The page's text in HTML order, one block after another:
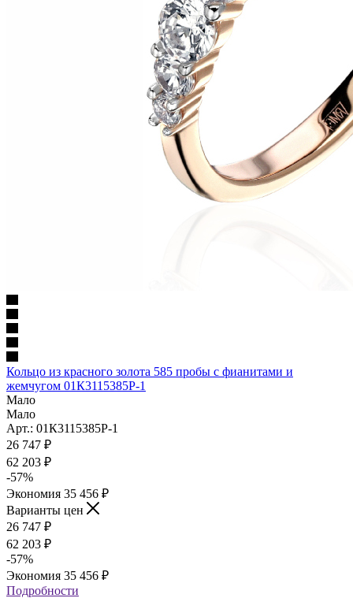
Кольцо из красного золота 585 пробы с фианитами и
жемчугом 01К3115385Р-1
Мало
Мало
Арт.: 01К3115385Р-1
26 747 ₽
62 203 ₽
-57%
Экономия 35 456 ₽
Варианты цен
26 747 ₽
62 203 ₽
-57%
Экономия 35 456 ₽
Подробности